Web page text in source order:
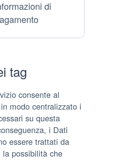
trattati:
di
tag
consente al
modo centralizzato i
su questa
i Dati
essere trattati da
possibilità che